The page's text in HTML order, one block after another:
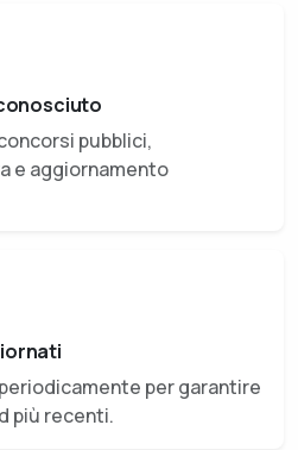
pubblici,
e aggiornamento
per garantire
più recenti.